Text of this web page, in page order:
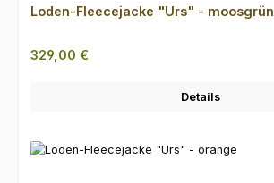
Loden-Fleecejacke "Urs" - moosgrün
Regulärer Preis:
329,00 €
Details